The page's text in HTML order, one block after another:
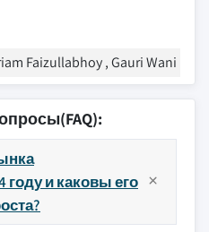
Faizullabhoy , Gauri Wani
году и каковы его